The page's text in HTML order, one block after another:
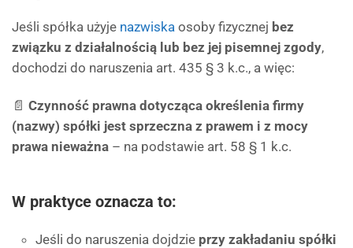
Jeśli spółka użyje nazwiska osoby fizycznej bez
związku z działalnością lub bez jej pisemnej zgody,
dochodzi do naruszenia art. 435 § 3 k.c., a więc:
📄 Czynność prawna dotycząca określenia firmy
(nazwy) spółki jest sprzeczna z prawem i z mocy
prawa nieważna – na podstawie art. 58 § 1 k.c.
W praktyce oznacza to:
Jeśli do naruszenia dojdzie przy zakładaniu spółki